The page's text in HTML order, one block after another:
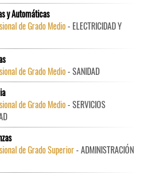
y Automáticas
de Grado Medio- ELECTRICIDAD Y
de Grado Medio- SANIDAD
de Grado Medio- SERVICIOS
de Grado Superior- ADMINISTRACIÓN